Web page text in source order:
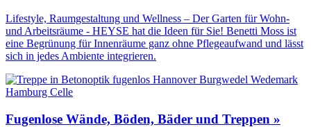
Lifestyle, Raumgestaltung und Wellness – Der Garten für Wohn-
und Arbeitsräume - HEYSE hat die Ideen für Sie! Benetti Moss ist
eine Begrünung für Innenräume ganz ohne Pflegeaufwand und lässt
sich in jedes Ambiente integrieren.
Fugenlose Wände, Böden, Bäder und Treppen »